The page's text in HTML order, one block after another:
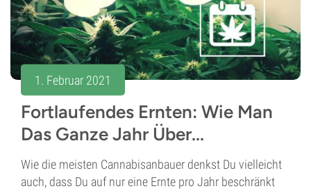
1. Februar 2021
Fortlaufendes Ernten: Wie Man
Das Ganze Jahr Über...
Wie die meisten Cannabisanbauer denkst Du vielleicht
auch, dass Du auf nur eine Ernte pro Jahr beschränkt